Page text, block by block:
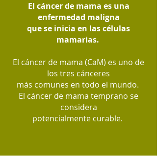
El cáncer de mama es una
enfermedad maligna
que se inicia en las células
mamarias.
El cáncer de mama (CaM) es uno de
los tres cánceres
más comunes en todo el mundo.
El cáncer de mama temprano se
considera
potencialmente curable.